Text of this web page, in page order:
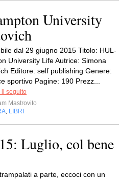
University
dal 29 giugno 2015 Titolo: HUL-
University Life Autrice: Simona
Editore: self publishing Genere:
sportivo Pagine: 190 Prezz...
il seguito
Mastrovito
LIBRI
Luglio, col bene
a parte, eccoci con un